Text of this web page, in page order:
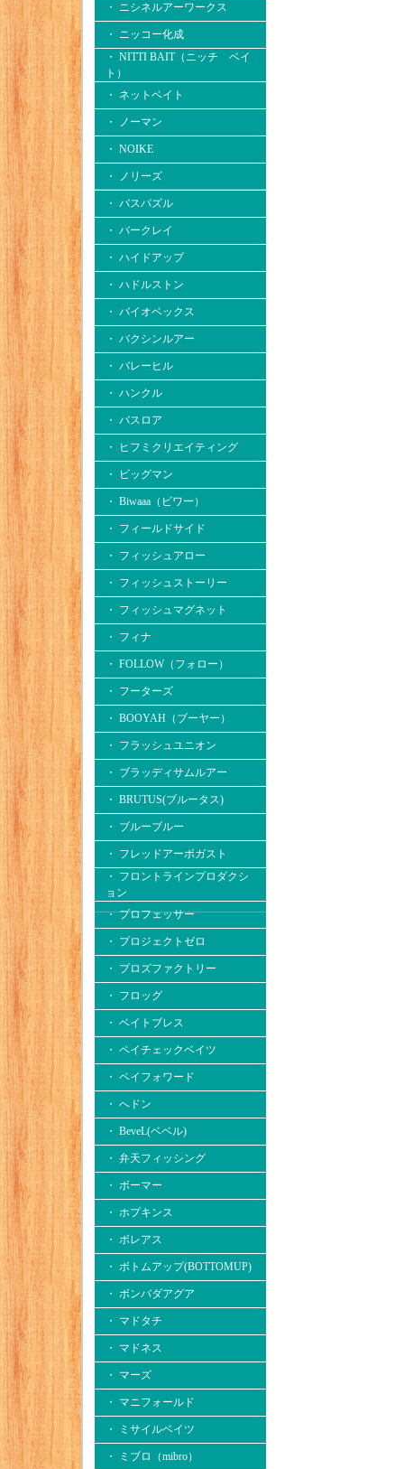
・ ニシネルアーワークス
・ ニッコー化成
・ NITTI BAIT（ニッチ ベイ
ト）
・ ネットベイト
・ ノーマン
・ NOIKE
・ ノリーズ
・ バスパズル
・ バークレイ
・ ハイドアップ
・ ハドルストン
・ バイオベックス
・ バクシンルアー
・ バレーヒル
・ ハンクル
・ バスロア
・ ヒフミクリエイティング
・ ビッグマン
・ Biwaaa（ビワー）
・ フィールドサイド
・ フィッシュアロー
・ フィッシュストーリー
・ フィッシュマグネット
・ フィナ
・ FOLLOW（フォロー）
・ フーターズ
・ BOOYAH（ブーヤー）
・ フラッシュユニオン
・ ブラッディサムルアー
・ BRUTUS(ブルータス)
・ ブルーブルー
・ フレッドアーボガスト
・ フロントラインプロダクシ
ョン
・ プロフェッサー
・ プロジェクトゼロ
・ プロズファクトリー
・ フロッグ
・ ベイトブレス
・ ペイチェックベイツ
・ ペイフォワード
・ へドン
・ BeveL(ベベル)
・ 弁天フィッシング
・ ボーマー
・ ホプキンス
・ ボレアス
・ ボトムアップ(BOTTOMUP)
・ ボンバダアグア
・ マドタチ
・ マドネス
・ マーズ
・ マニフォールド
・ ミサイルベイツ
・ ミブロ（mibro）